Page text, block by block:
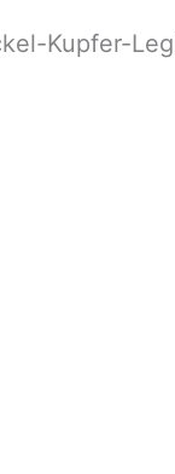
Kupfer-